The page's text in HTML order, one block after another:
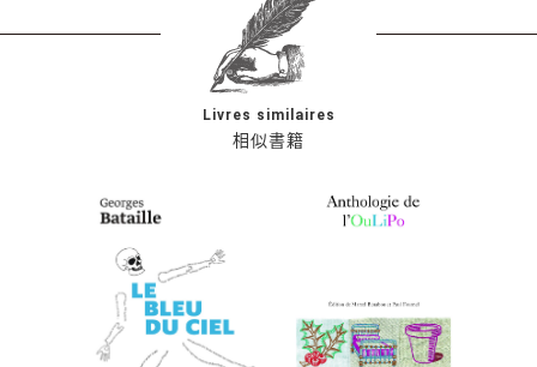
相似書籍
Livres similaires